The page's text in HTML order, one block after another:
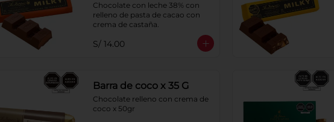
Chocolate con leche 38% con
relleno de pasta de cacao con
crema de castaña.
S/ 14.00
Barra de coco x 35 G
Chocolate relleno con crema de
coco x 50gr